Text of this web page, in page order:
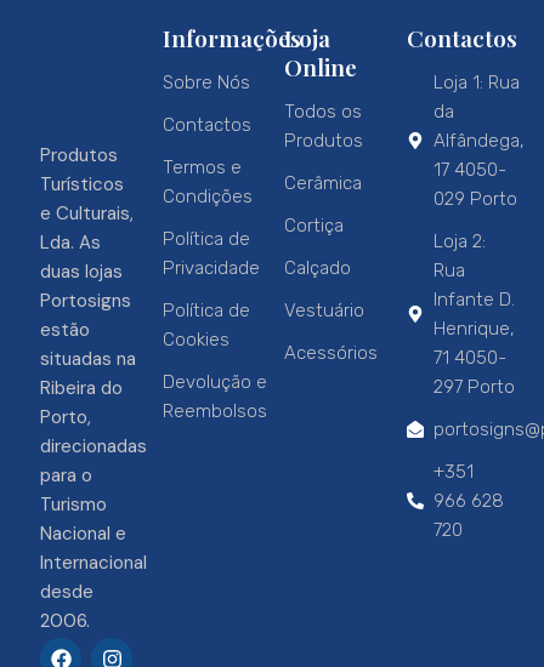
Produtos
Turísticos
e Culturais,
Lda. As
duas lojas
Portosigns
estão
situadas na
Ribeira do
Porto,
direcionadas
para o
Turismo
Nacional e
Internacional
desde
2006.
F I
Informações
Sobre Nós
Contactos
Termos e
Condições
Política de
Privacidade
Política de
Cookies
Devolução e
Reembolsos
Loja
Online
Todos os
Produtos
Cerâmica
Cortiça
Calçado
Vestuário
Acessórios
Contactos
Loja 1: Rua
da
Alfândega,
17 4050-
029 Porto
Loja 2:
Rua
Infante D.
Henrique,
71 4050-
297 Porto
+351
966 628
720